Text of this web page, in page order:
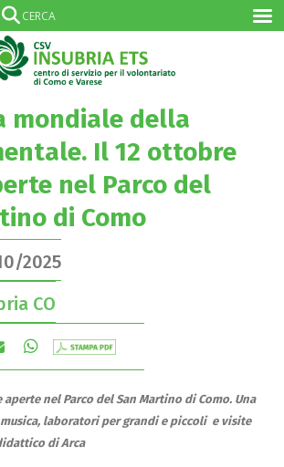
mondiale della
Il 12 ottobre
nel Parco del
di Como
2025
CO
nel Parco del San Martino di Como. Una
laboratori per grandi e piccoli e visite
di Arca